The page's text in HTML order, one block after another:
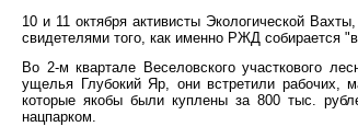
10 и 11 октября активисты Экологической
свидетелями того, как именно РЖД собирается
Во 2-м квартале Веселовского участкового
ущелья Глубокий Яр, они встретили
которые якобы были куплены за 800 тыс.
нацпарком.